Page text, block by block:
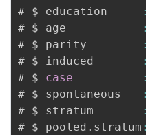
# $ education
:
# $ age
:
# $ parity
:
# $ induced
:
# $ case :
# $ spontaneous
:
# $ stratum
:
# $ pooled . stratum :